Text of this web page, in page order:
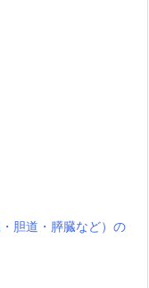
胆道・膵臓など）の